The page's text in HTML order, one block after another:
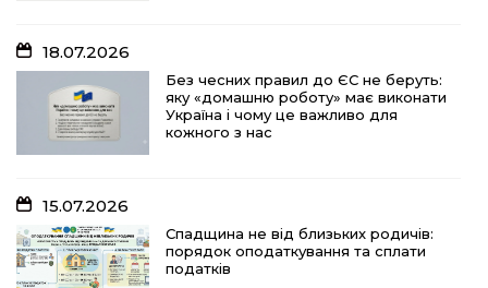
Спадщина не від близьких родичів:
порядок оподаткування та сплати
податків
10.07.2026
«Юрасику, моє серце кричить і
болить…»
18.07.2026
Без чесних правил до ЄС не беруть:
яку «домашню роботу» має виконати
Україна і чому це важливо для
кожного з нас
15.07.2026
Спадщина не від близьких родичів:
порядок оподаткування та сплати
податків